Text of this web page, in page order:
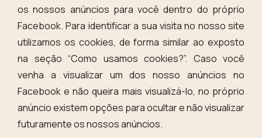
os nossos anúncios para você dentro do próprio
Facebook. Para identificar a sua visita no nosso site
utilizamos os cookies, de forma similar ao exposto
na seção “Como usamos cookies?”. Caso você
venha a visualizar um dos nosso anúncios no
Facebook e não queira mais visualizá-lo, no próprio
anúncio existem opções para ocultar e não visualizar
futuramente os nossos anúncios.